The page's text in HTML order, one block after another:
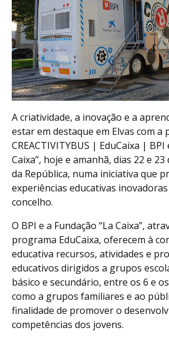
A criatividade, a inovação e a
estar em destaque em Elvas com a
CREACTIVITYBUS | EduCaixa | BPI
Caixa”, hoje e amanhã, dias 22 e
da República, numa iniciativa que
experiências educativas
concelho.
O BPI e a Fundação “La Caixa”,
programa EduCaixa, oferecem à
educativa recursos, atividades e
educativos dirigidos a grupos
básico e secundário, entre os 6 e
como a grupos familiares e ao
finalidade de promover o
competências dos jovens.